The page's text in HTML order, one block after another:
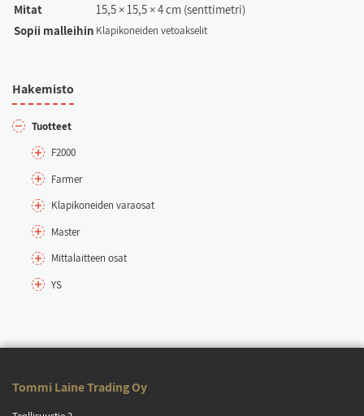
Ha­ke­mis­to
Tuot­teet
F2000
Far­mer
Kla­pi­ko­nei­den va­rao­sat
Mas­ter
Mit­ta­lait­teen osat
YS
Mitat
15,5 × 15,5 × 4 cm (senttimetri)
Sopii malleihin Kla­pi­ko­nei­den ve­toak­se­lit
Tom­mi Lai­ne Tra­ding Oy